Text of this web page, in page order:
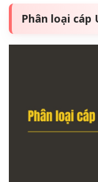
Phân loại cáp